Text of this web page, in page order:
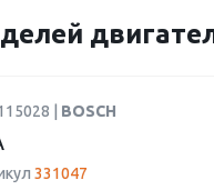
| BOSCH
331047